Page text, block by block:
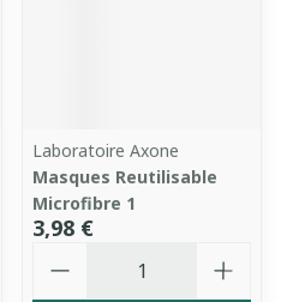
Laboratoire Axone
Masques Reutilisable
Microfibre 1
3,98 €